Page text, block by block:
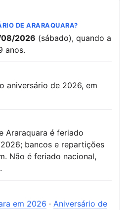
DE ARARAQUARA?
2026 (sábado), quando a
anos.
aniversário de 2026, em
Araraquara é feriado
bancos e repartições
Não é feriado nacional,
em 2026 · Aniversário de